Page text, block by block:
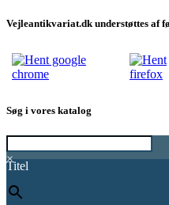
Vejleantikvariat.dk understøttes af
Søg i vores katalog
×
Titel